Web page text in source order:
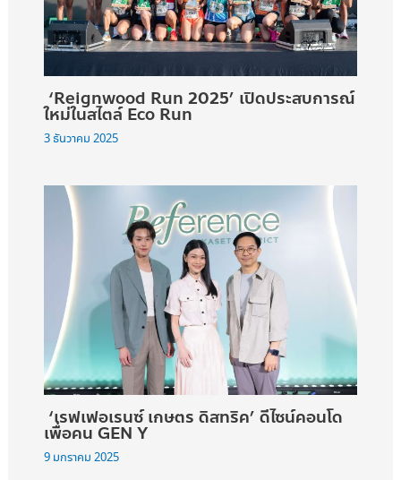
‘Reignwood Run 2025’ เปิดประสบการณ์
ใหม่ในสไตล์ Eco Run
3 ธันวาคม 2025
‘เรฟเฟอเรนซ์ เกษตร ดิสทริค’ ดีไซน์คอนโด
เพื่อคน GEN Y
9 มกราคม 2025